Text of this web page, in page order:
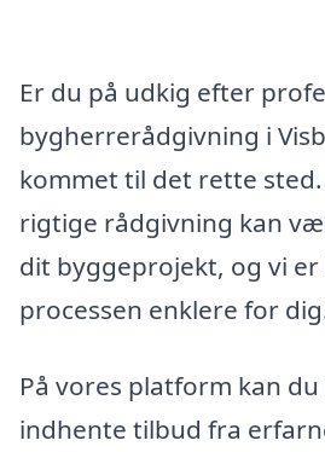
Er du på udkig efter
bygherrerådgivning i
kommet til det rette
rigtige rådgivning kan
dit byggeprojekt, og vi
processen enklere for
På vores platform kan
indhente tilbud fra